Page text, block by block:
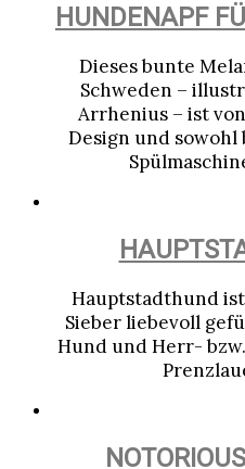
HUNDENAPF
Dieses bunte
Schweden –
Arrhenius – ist
Design und sowohl
Hauptstadthund
Sieber liebevoll
Hund und Herr-